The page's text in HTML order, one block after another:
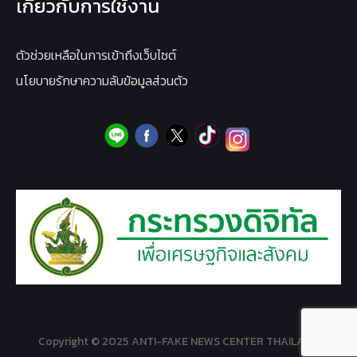
เกี่ยวกับการใช้งาน
ตัวช่วยเหลือในการเข้าถึงเว็บไซต์
นโยบายรักษาความลับข้อมูลส่วนตัว
Copyright © 2025 ANTI-FAKE NEWS CENTER THAILAND